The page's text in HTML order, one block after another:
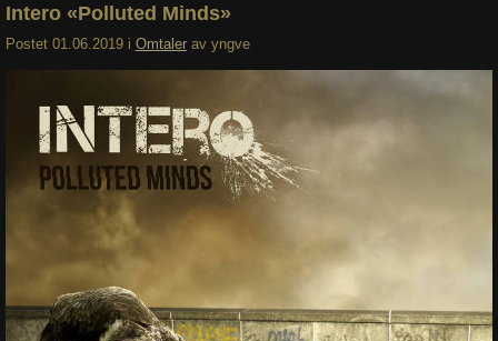
Intero «Polluted Minds»
Postet 01.06.2019 i Omtaler av yngve